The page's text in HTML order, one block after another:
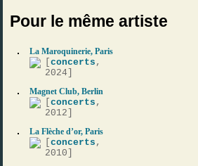
Pour le même artiste
La Maroquinerie, Paris
[concerts ,
2024]
Magnet Club, Berlin
[concerts ,
2012]
La Flèche d’or, Paris
[concerts ,
2010]